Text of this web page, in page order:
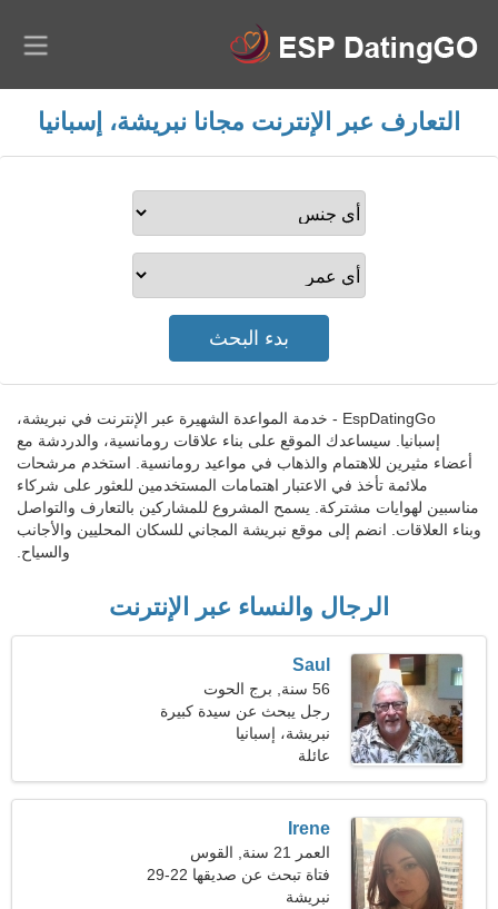
التعارف عبر الإنترنت مجانا نبريشة، إسبانيا
EspDatingGo - خدمة المواعدة الشهيرة عبر الإنترنت في نبريشة،
إسبانيا. سيساعدك الموقع على بناء علاقات رومانسية، والدردشة مع
أعضاء مثيرين للاهتمام والذهاب في مواعيد رومانسية. استخدم مرشحات
ملائمة تأخذ في الاعتبار اهتمامات المستخدمين للعثور على شركاء
مناسبين لهوايات مشتركة. يسمح المشروع للمشاركين بالتعارف والتواصل
وبناء العلاقات. انضم إلى موقع نبريشة المجاني للسكان المحليين والأجانب
والسياح.
الرجال والنساء عبر الإنترنت
Saul
56 سنة, برج الحوت
رجل يبحث عن سيدة كبيرة
نبريشة، إسبانيا
عائلة
Irene
العمر 21 سنة, القوس
فتاة تبحث عن صديقها 22-29
نبريشة